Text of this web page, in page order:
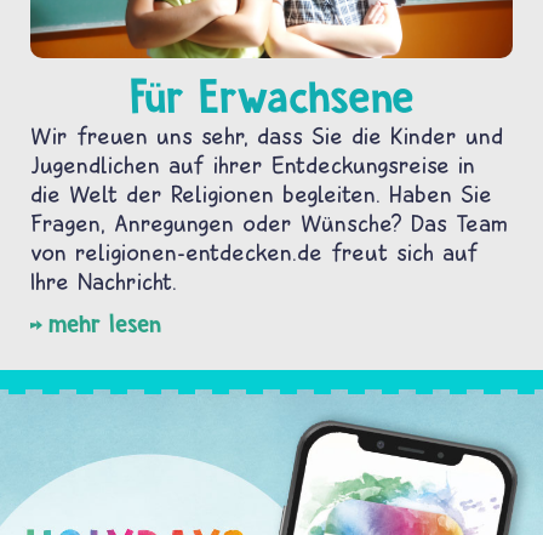
Für Erwachsene
Wir freuen uns sehr, dass Sie die Kinder und
Jugendlichen auf ihrer Entdeckungsreise in
die Welt der Religionen begleiten. Haben Sie
Fragen, Anregungen oder Wünsche? Das Team
von religionen-entdecken.de freut sich auf
Ihre Nachricht.
mehr lesen